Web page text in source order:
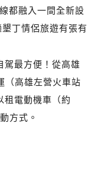
都融入一間全新設
丁情侶旅遊有張有
駕最方便！從高雄
（高雄左營火車站
租電動機車（約
方式。